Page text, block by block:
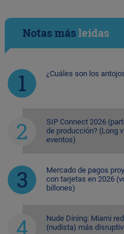
Notas másleídas
¿Cuáles son los
SIP Connect 2026
de producción? (Long
eventos)
Mercado de pagos
con tarjetas en 2026
billones)
Nude Dining: Miami
(nudista) más